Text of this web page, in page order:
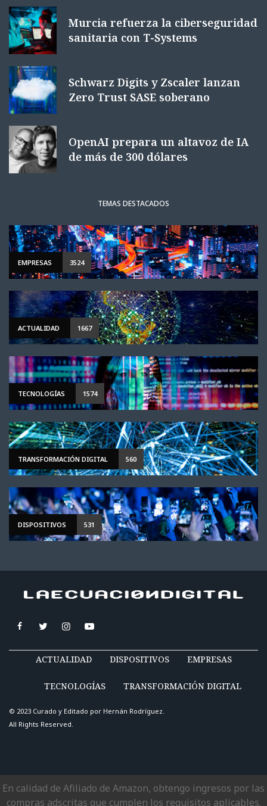
Murcia refuerza la ciberseguridad
sanitaria con T-Systems
Schwarz Digits y Zscaler lanzan
Zero Trust SASE soberano
OpenAI prepara un altavoz de IA
de más de 300 dólares
TEMAS DESTACADOS
EMPRESAS 3524
ACTUALIDAD 1667
TECNOLOGÍAS 1574
TRANSFORMACIÓN DIGITAL 560
DISPOSITIVOS 531
ACTUALIDAD DISPOSITIVOS EMPRESAS
TECNOLOGÍAS TRANSFORMACIÓN DIGITAL
© 2023 Curado y Editado por Hernán Rodríguez.
All Rights Reserved.
En calidad de Afiliado de Amazon, obtengo ingresos por las
compras adscritas que cumplen los requisitos aplicables.